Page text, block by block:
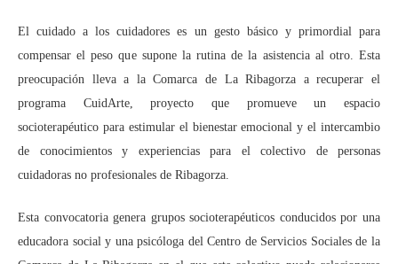
El cuidado a los cuidadores es un gesto básico y primordial para
compensar el peso que supone la rutina de la asistencia al otro. Esta
preocupación lleva a la Comarca de La Ribagorza a recuperar el
programa CuidArte, proyecto que promueve un espacio
socioterapéutico para estimular el bienestar emocional y el intercambio
de conocimientos y experiencias para el colectivo de personas
cuidadoras no profesionales de Ribagorza.
Esta convocatoria genera grupos socioterapéuticos conducidos por una
educadora social y una psicóloga del Centro de Servicios Sociales de la